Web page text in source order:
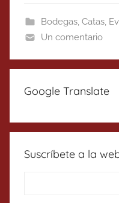
Bodegas, Catas,
Un comentario
Google Translate
Suscríbete a la